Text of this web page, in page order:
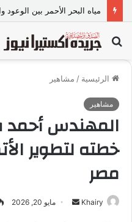
بحث
عن
الرئيسية / مشاهير
مشاهير
المهندس أحمد
خطته لتطوير
مصر
Khairy مايو 20, 2026